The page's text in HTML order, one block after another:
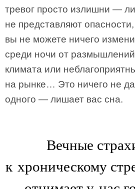
тревог просто излишни —
не представляют
вы не можете ничего
среди ночи от
климата или
на рынке… Это ничего не
одного — лишает вас сна.
Вечные
к хроническому